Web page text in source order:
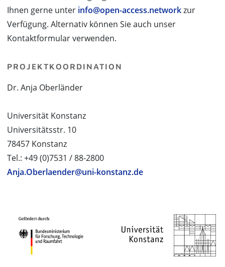
Ihnen gerne unter info@open-access.networkzur
Verfügung. Alternativ können Sie auch unser
Kontaktformular verwenden.
PROJEKTKOORDINATION
Dr. Anja Oberländer
Universität Konstanz
Universitätsstr. 10
78457 Konstanz
Tel.: +49 (0)7531 / 88-2800
Anja.Oberlaender@uni-konstanz.de